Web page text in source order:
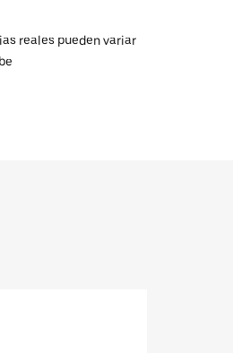
reales pueden variar